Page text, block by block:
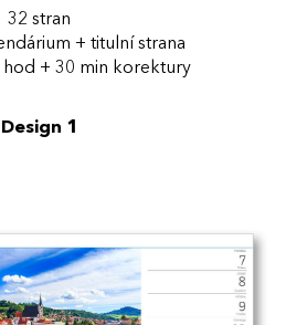
32 stran
+ titulní strana
hod + 30 min korektury
Design 1